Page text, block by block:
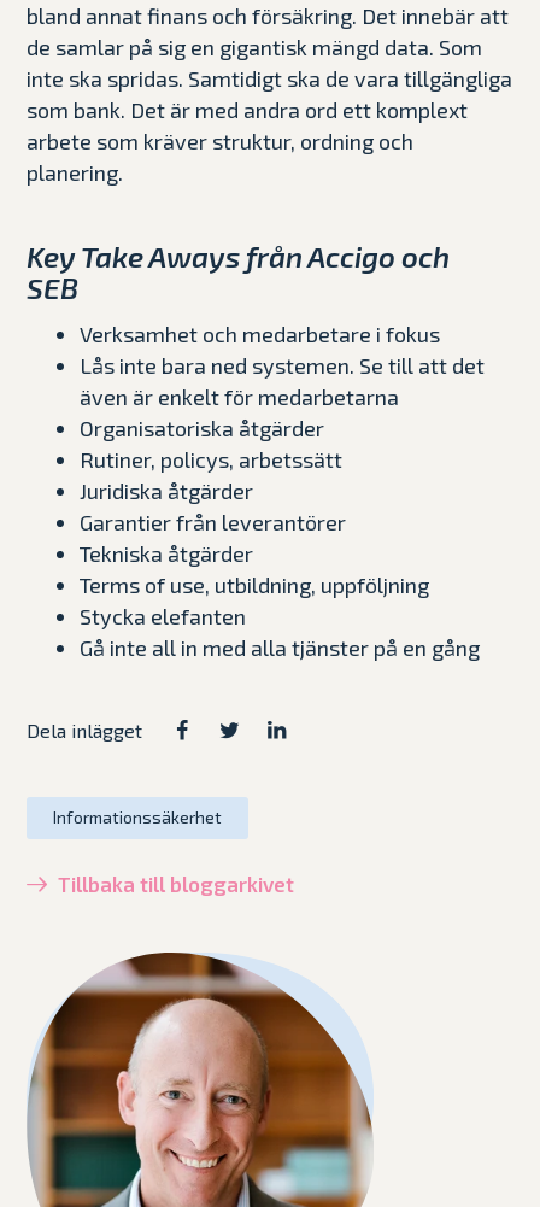
bland annat finans och försäkring. Det innebär att
de samlar på sig en gigantisk mängd data. Som
inte ska spridas. Samtidigt ska de vara tillgängliga
som bank. Det är med andra ord ett komplext
arbete som kräver struktur, ordning och
planering.
Key Take Aways från Accigo och
SEB
Verksamhet och medarbetare i fokus
Lås inte bara ned systemen. Se till att det
även är enkelt för medarbetarna
Organisatoriska åtgärder
Rutiner, policys, arbetssätt
Juridiska åtgärder
Garantier från leverantörer
Tekniska åtgärder
Terms of use, utbildning, uppföljning
Stycka elefanten
Gå inte all in med alla tjänster på en gång
Dela inlägget
Informationssäkerhet
Tillbaka till bloggarkivet